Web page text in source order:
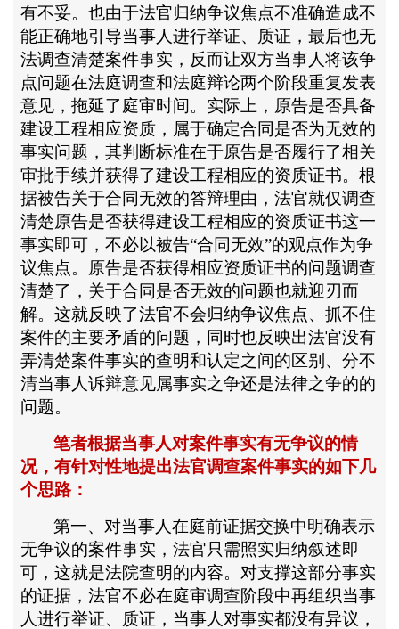
有不妥。也由于法官归纳争议焦点不准确造成不
能正确地引导当事人进行举证、质证，最后也无
法调查清楚案件事实，反而让双方当事人将该争
点问题在法庭调查和法庭辩论两个阶段重复发表
意见，拖延了庭审时间。实际上，原告是否具备
建设工程相应资质，属于确定合同是否为无效的
事实问题，其判断标准在于原告是否履行了相关
审批手续并获得了建设工程相应的资质证书。根
据被告关于合同无效的答辩理由，法官就仅调查
清楚原告是否获得建设工程相应的资质证书这一
事实即可，不必以被告“合同无效”的观点作为争
议焦点。原告是否获得相应资质证书的问题调查
清楚了，关于合同是否无效的问题也就迎刃而
解。这就反映了法官不会归纳争议焦点、抓不住
案件的主要矛盾的问题，同时也反映出法官没有
弄清楚案件事实的查明和认定之间的区别、分不
清当事人诉辩意见属事实之争还是法律之争的的
问题。
笔者根据当事人对案件事实有无争议的情
况，有针对性地提出法官调查案件事实的如下几
个思路：
第一、对当事人在庭前证据交换中明确表示
无争议的案件事实，法官只需照实归纳叙述即
可，这就是法院查明的内容。对支撑这部分事实
的证据，法官不必在庭审调查阶段中再组织当事
人进行举证、质证，当事人对事实都没有异议，